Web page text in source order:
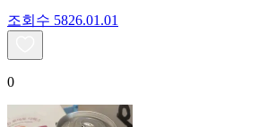
조회수 5826.01.01
0